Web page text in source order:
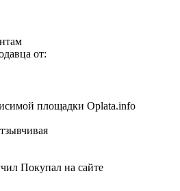
от:
площадки Oplata.info
Покупал на сайте